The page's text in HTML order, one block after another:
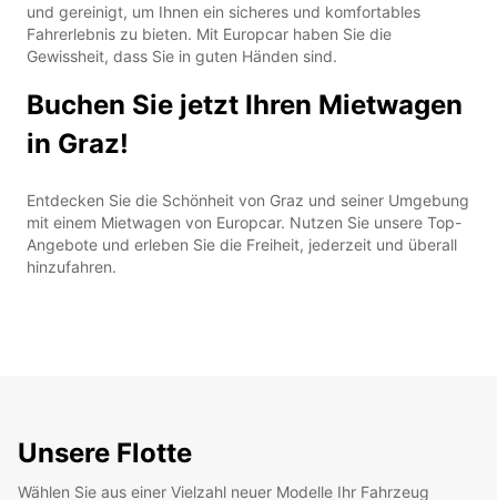
und gereinigt, um Ihnen ein sicheres und komfortables
Fahrerlebnis zu bieten. Mit Europcar haben Sie die
Gewissheit, dass Sie in guten Händen sind.
Buchen Sie jetzt Ihren Mietwagen
in Graz!
Entdecken Sie die Schönheit von Graz und seiner Umgebung
mit einem Mietwagen von Europcar. Nutzen Sie unsere Top-
Angebote und erleben Sie die Freiheit, jederzeit und überall
hinzufahren.
Unsere Flotte
Wählen Sie aus einer Vielzahl neuer Modelle Ihr Fahrzeug